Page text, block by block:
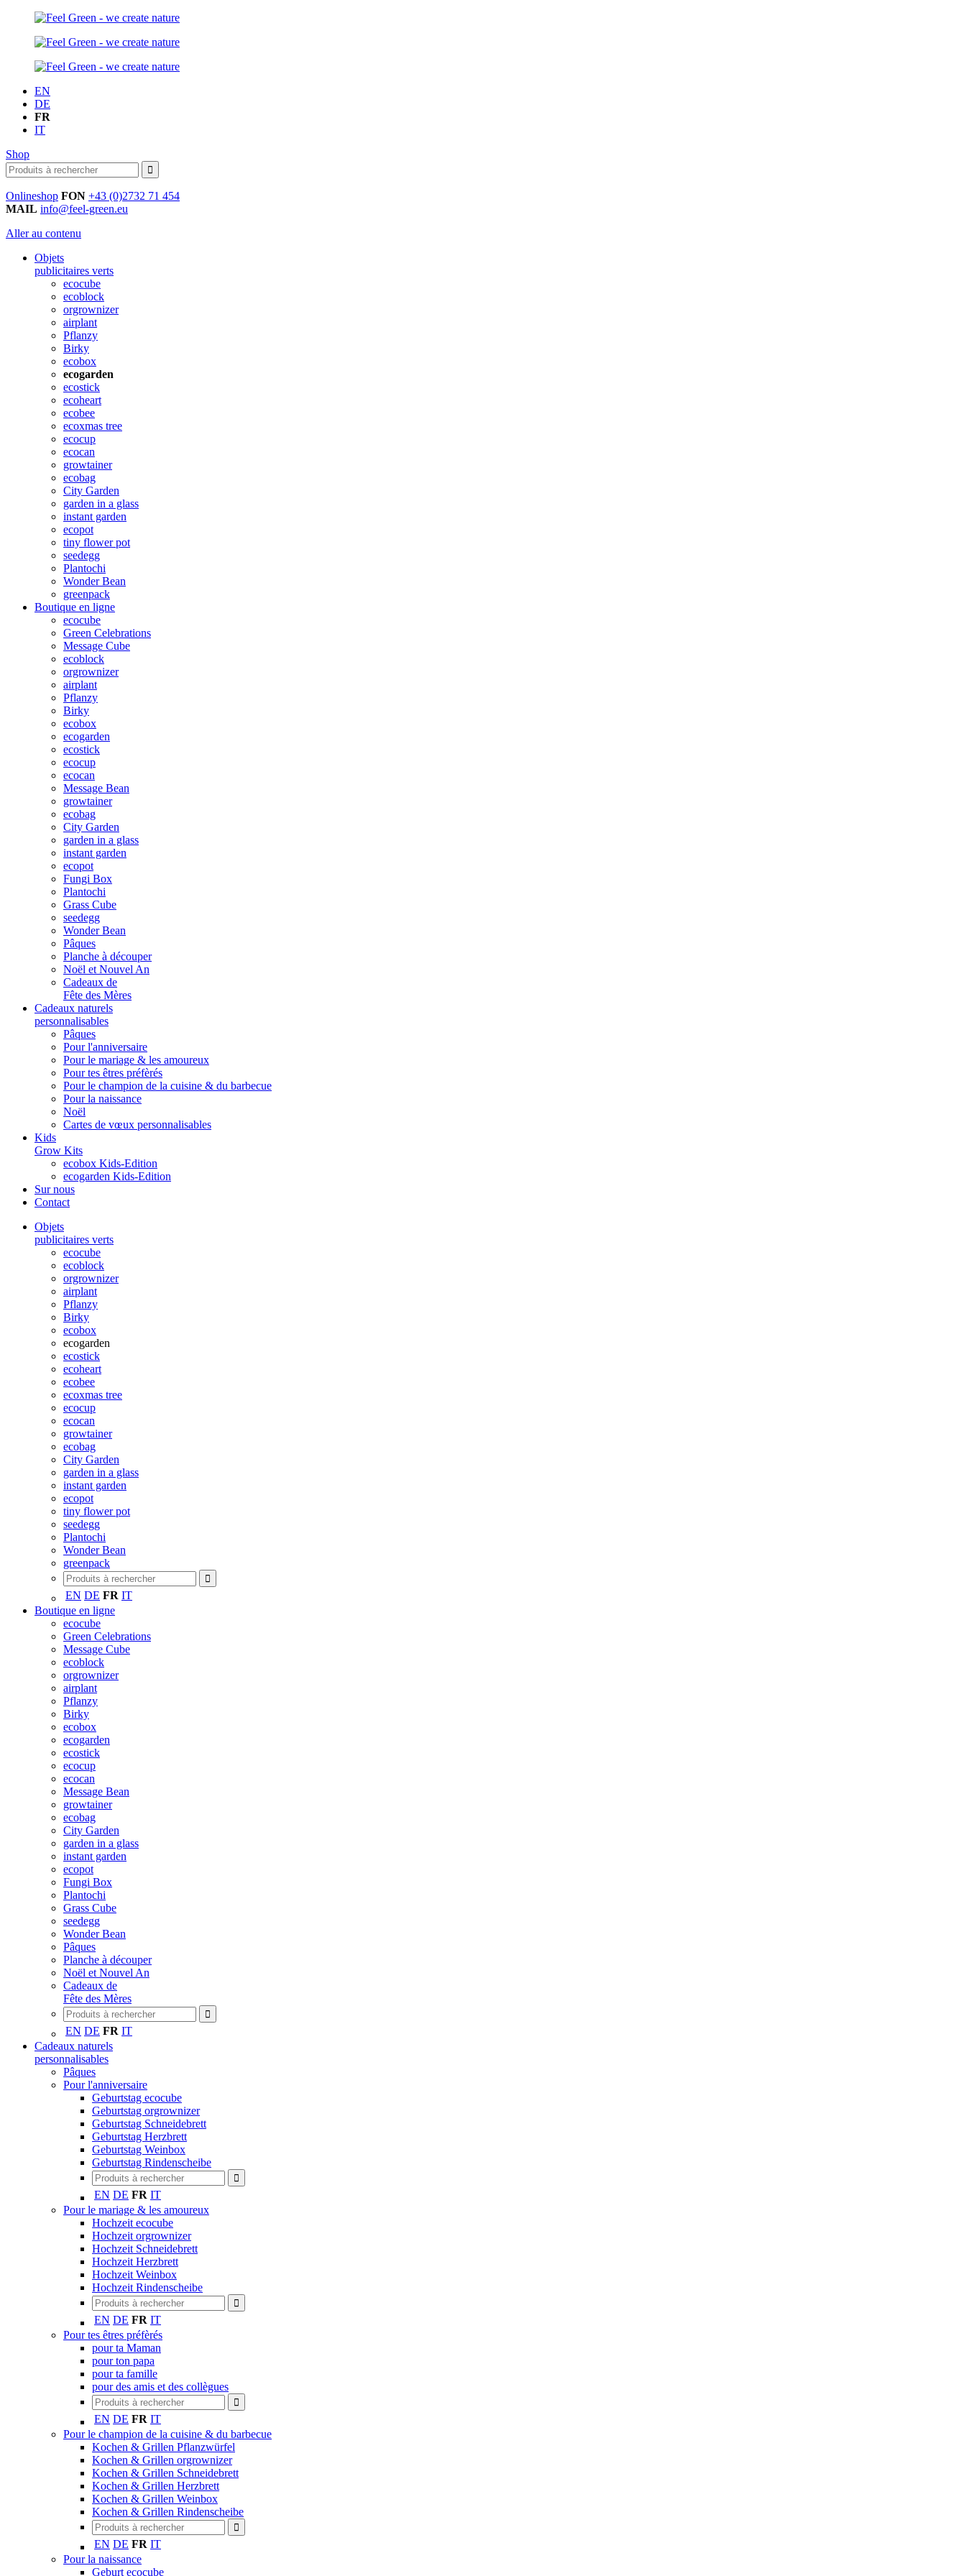
EN
DE
FR
IT
Shop
Onlineshop FON +43 (0)2732 71 454
MAIL info@feel-green.eu
Aller au contenu
Objets
publicitaires verts
ecocube
ecoblock
orgrownizer
airplant
Pflanzy
Birky
ecobox
ecogarden
ecostick
ecoheart
ecobee
ecoxmas tree
ecocup
ecocan
growtainer
ecobag
City Garden
garden in a glass
instant garden
ecopot
tiny flower pot
seedegg
Plantochi
Wonder Bean
greenpack
Boutique en ligne
ecocube
Green Celebrations
Message Cube
ecoblock
orgrownizer
airplant
Pflanzy
Birky
ecobox
ecogarden
ecostick
ecocup
ecocan
Message Bean
growtainer
ecobag
City Garden
garden in a glass
instant garden
ecopot
Fungi Box
Plantochi
Grass Cube
seedegg
Wonder Bean
Pâques
Planche à découper
Noël et Nouvel An
Cadeaux de
Fête des Mères
Cadeaux naturels
personnalisables
Pâques
Pour l'anniversaire
Pour le mariage & les amoureux
Pour tes êtres préfèrés
Pour le champion de la cuisine & du barbecue
Pour la naissance
Noël
Cartes de vœux personnalisables
Kids
Grow Kits
ecobox Kids-Edition
ecogarden Kids-Edition
Sur nous
Contact
Objets
publicitaires verts
ecocube
ecoblock
orgrownizer
airplant
Pflanzy
Birky
ecobox
ecogarden
ecostick
ecoheart
ecobee
ecoxmas tree
ecocup
ecocan
growtainer
ecobag
City Garden
garden in a glass
instant garden
ecopot
tiny flower pot
seedegg
Plantochi
Wonder Bean
greenpack
EN DE FR IT
Boutique en ligne
ecocube
Green Celebrations
Message Cube
ecoblock
orgrownizer
airplant
Pflanzy
Birky
ecobox
ecogarden
ecostick
ecocup
ecocan
Message Bean
growtainer
ecobag
City Garden
garden in a glass
instant garden
ecopot
Fungi Box
Plantochi
Grass Cube
seedegg
Wonder Bean
Pâques
Planche à découper
Noël et Nouvel An
Cadeaux de
Fête des Mères
EN DE FR IT
Cadeaux naturels
personnalisables
Pâques
Pour l'anniversaire
Geburtstag ecocube
Geburtstag orgrownizer
Geburtstag Schneidebrett
Geburtstag Herzbrett
Geburtstag Weinbox
Geburtstag Rindenscheibe
EN DE FR IT
Pour le mariage & les amoureux
Hochzeit ecocube
Hochzeit orgrownizer
Hochzeit Schneidebrett
Hochzeit Herzbrett
Hochzeit Weinbox
Hochzeit Rindenscheibe
EN DE FR IT
Pour tes êtres préfèrés
pour ta Maman
pour ton papa
pour ta famille
pour des amis et des collègues
EN DE FR IT
Pour le champion de la cuisine & du barbecue
Kochen & Grillen Pflanzwürfel
Kochen & Grillen orgrownizer
Kochen & Grillen Schneidebrett
Kochen & Grillen Herzbrett
Kochen & Grillen Weinbox
Kochen & Grillen Rindenscheibe
EN DE FR IT
Pour la naissance
Geburt ecocube